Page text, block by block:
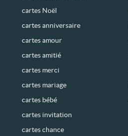
cartes Noël
cartes anniversaire
cartes amour
cartes amitié
cartes merci
cartes mariage
cartes bébé
cartes invitation
cartes chance